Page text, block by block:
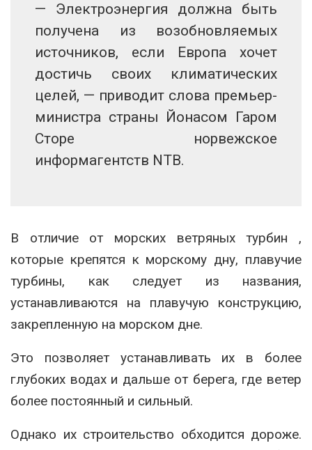
— Электроэнергия должна быть
получена из возобновляемых
источников, если Европа хочет
достичь своих климатических
целей, — приводит слова премьер-
министра страны Йонасом Гаром
Сторе норвежское
информагентств NTB.
В отличие от морских ветряных турбин ,
которые крепятся к морскому дну, плавучие
турбины, как следует из названия,
устанавливаются на плавучую конструкцию,
закрепленную на морском дне.
Это позволяет устанавливать их в более
глубоких водах и дальше от берега, где ветер
более постоянный и сильный.
Однако их строительство обходится дороже.